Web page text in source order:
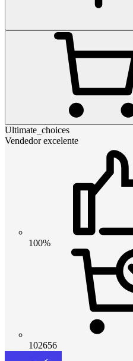
Ultimate_choices
Vendedor excelente
100%
102656